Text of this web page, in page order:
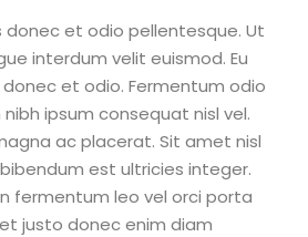
et odio pellentesque. Ut
interdum velit euismod. Eu
et odio. Fermentum odio
ipsum consequat nisl vel.
ac placerat. Sit amet nisl
est ultricies integer.
fermentum leo vel orci porta
justo donec enim diam